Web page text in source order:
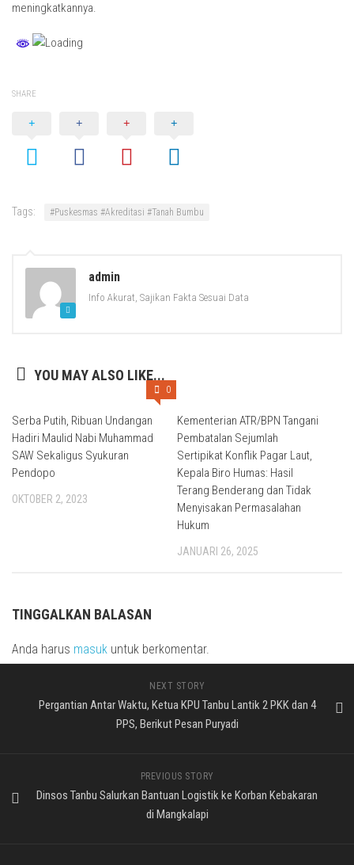
meningkatkannya.
SHARE
Tags: #Puskesmas #Akreditasi #Tanah Bumbu
admin
Info Akurat, Sajikan Fakta Sesuai Data
YOU MAY ALSO LIKE...
0
Serba Putih, Ribuan Undangan
Hadiri Maulid Nabi Muhammad
SAW Sekaligus Syukuran
Pendopo
OKTOBER 2, 2023
Kementerian ATR/BPN Tangani
Pembatalan Sejumlah
Sertipikat Konflik Pagar Laut,
Kepala Biro Humas: Hasil
Terang Benderang dan Tidak
Menyisakan Permasalahan
Hukum
JANUARI 26, 2025
TINGGALKAN BALASAN
Anda harus masuk untuk berkomentar.
NEXT STORY
Pergantian Antar Waktu, Ketua KPU Tanbu Lantik 2 PKK dan 4
PPS, Berikut Pesan Puryadi
PREVIOUS STORY
Dinsos Tanbu Salurkan Bantuan Logistik ke Korban Kebakaran
di Mangkalapi